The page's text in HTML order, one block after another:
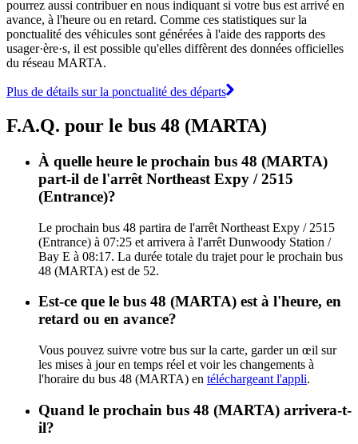
pourrez aussi contribuer en nous indiquant si votre bus est arrivé en
avance, à l'heure ou en retard. Comme ces statistiques sur la
ponctualité des véhicules sont générées à l'aide des rapports des
usager·ère·s, il est possible qu'elles diffèrent des données officielles
du réseau MARTA.
Plus de détails sur la ponctualité des départs
F.A.Q. pour le bus 48 (MARTA)
À quelle heure le prochain bus 48 (MARTA)
part-il de l'arrêt Northeast Expy / 2515
(Entrance)?
Le prochain bus 48 partira de l'arrêt Northeast Expy / 2515
(Entrance) à 07:25 et arrivera à l'arrêt Dunwoody Station /
Bay E à 08:17. La durée totale du trajet pour le prochain bus
48 (MARTA) est de 52.
Est-ce que le bus 48 (MARTA) est à l'heure, en
retard ou en avance?
Vous pouvez suivre votre bus sur la carte, garder un œil sur
les mises à jour en temps réel et voir les changements à
l'horaire du bus 48 (MARTA) en téléchargeant l'appli.
Quand le prochain bus 48 (MARTA) arrivera-t-
il?